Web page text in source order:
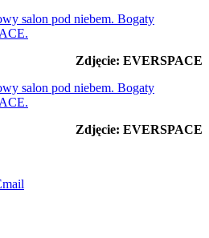
Zdjęcie: EVERSPACE
Zdjęcie: EVERSPACE